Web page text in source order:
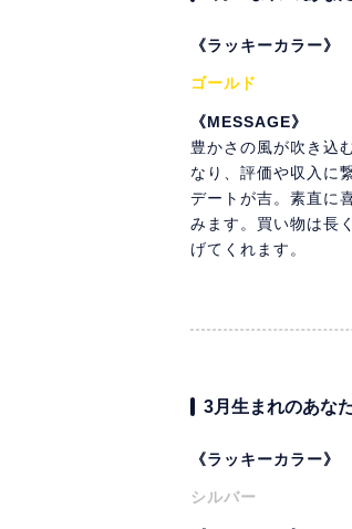
《ラッキーカラー》
ゴールド
《MESSAGE》
豊かさの風が吹き込
なり、評価や収入に
デートが吉。素直に
みます。買い物は長
げてくれます。
3月生まれのあな
《ラッキーカラー》
シルバー